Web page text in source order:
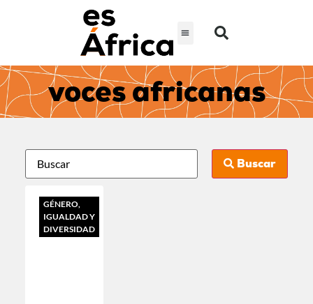
voces africanas
Buscar
GÉNERO,
IGUALDAD Y
DIVERSIDAD